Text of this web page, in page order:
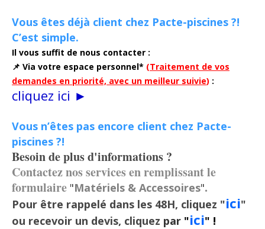
Vous êtes déjà client chez Pacte-piscines ?!
C’est simple.
Il vous suffit de nous contacter :
📌 Via votre espace personnel* (Traitement de vos
demandes en priorité, avec un meilleur suivie) :
cliquez ici ►
Vous n’êtes pas encore client chez Pacte-
piscines ?!
Besoin de plus d'informations ?
Contactez nos services en remplissant le
formulaire "Matériels & Accessoires".
Pour être rappelé dans les 48H, cliquez "ici"
ou recevoir un devis, cliquez par "ici" !